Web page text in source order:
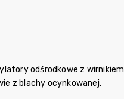
odśrodkowe z
z blachy ocynkowanej.